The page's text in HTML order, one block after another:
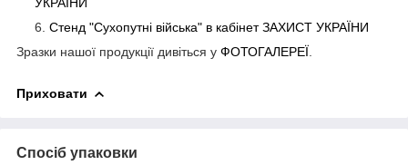
Стенд "Сухопутні війська" в кабінет ЗАХИСТ УКРАЇНИ
Зразки нашої продукції дивіться у ФОТОГАЛЕРЕЇ
Приховати
Спосіб упаковки